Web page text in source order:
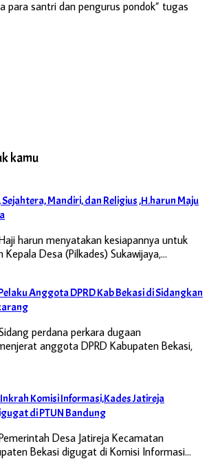
para santri dan pengurus pondok” tugas
kamu
Sejahtera, Mandiri, dan Religius ,H.harun Maju
harun menyatakan kesiapannya untuk
Kepala Desa (Pilkades) Sukawijaya,…
Anggota DPRD Kab Bekasi di Sidangkan
perdana perkara dugaan
anggota DPRD Kabupaten Bekasi,
Komisi Informasi,Kades Jatireja
di PTUN Bandung
Desa Jatireja Kecamatan
Bekasi digugat di Komisi Informasi…